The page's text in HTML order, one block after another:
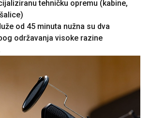
tehničku opremu (kabine,
od 45 minuta nužna su dva
održavanja visoke razine